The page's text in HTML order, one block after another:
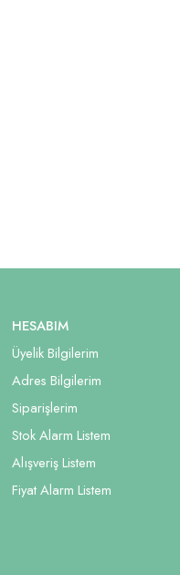
HESABIM
Üyelik Bilgilerim
Adres Bilgilerim
Siparişlerim
Stok Alarm Listem
Alışveriş Listem
Fiyat Alarm Listem